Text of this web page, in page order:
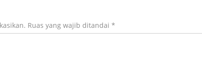
Ruas yang wajib ditandai *